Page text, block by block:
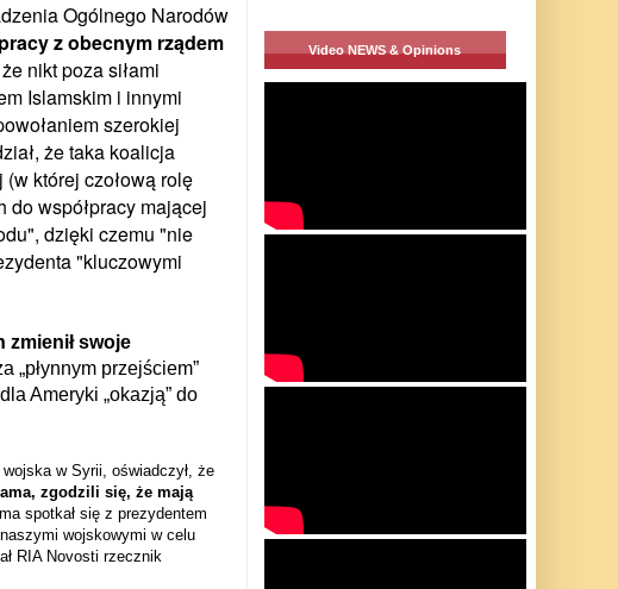
Ogólnego Narodów
z obecnym rządem
nikt poza siłami
Islamskim i innymi
szerokiej
że taka koalicja
której czołową rolę
do współpracy mającej
dzięki czemu "nie
"kluczowymi
zmienił swoje
„płynnym przejściem”
Ameryki „okazją” do
w Syrii, oświadczył, że
zgodzili się, że mają
spotkał się z prezydentem
wojskowymi w celu
RIA Novosti rzecznik
Video NEWS & Opinions